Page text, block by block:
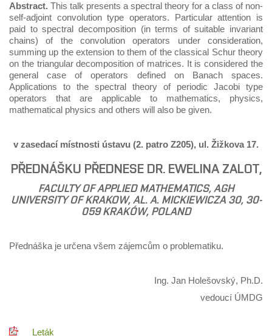
Abstract. This talk presents a spectral theory for a class of non-
self-adjoint convolution type operators. Particular attention is
paid to spectral decomposition (in terms of suitable invariant
chains) of the convolution operators under consideration,
summing up the extension to them of the classical Schur theory
on the triangular decomposition of matrices. It is considered the
general case of operators defined on Banach spaces.
Applications to the spectral theory of periodic Jacobi type
operators that are applicable to mathematics, physics,
mathematical physics and others will also be given.
v zasedací místnosti ústavu (2. patro Z205), ul. Žižkova 17.
PŘEDNÁŠKU PŘEDNESE DR. EWELINA ZALOT,
FACULTY OF APPLIED MATHEMATICS, AGH
UNIVERSITY OF KRAKOW, AL. A. MICKIEWICZA 30, 30-
059 KRAKÓW, POLAND
Přednáška je určena všem zájemcům o problematiku.
Ing. Jan Holešovský, Ph.D.
vedoucí ÚMDG
Leták